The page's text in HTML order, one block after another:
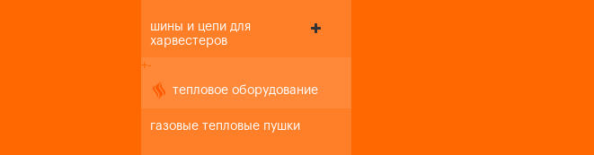
шины и цепи для
харвестеров
+-
тепловое оборудование
газовые тепловые пушки